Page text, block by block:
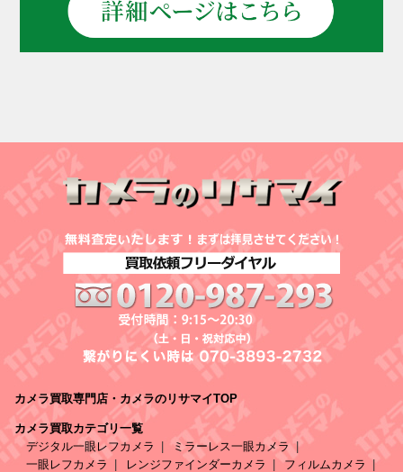
カメラ買取専門店・カメラのリサマイTOP
カメラ買取カテゴリ一覧
デジタル一眼レフカメラ
ミラーレス一眼カメラ
一眼レフカメラ
レンジファインダーカメラ
フィルムカメラ